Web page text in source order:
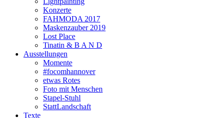
Konzerte
FAHMODA 2017
Maskenzauber 2019
Lost Place
Tinatin & B A N D
Ausstellungen
Momente
#focomhannover
etwas Rotes
Foto mit Menschen
Stapel-Stuhl
StattLandschaft
Texte